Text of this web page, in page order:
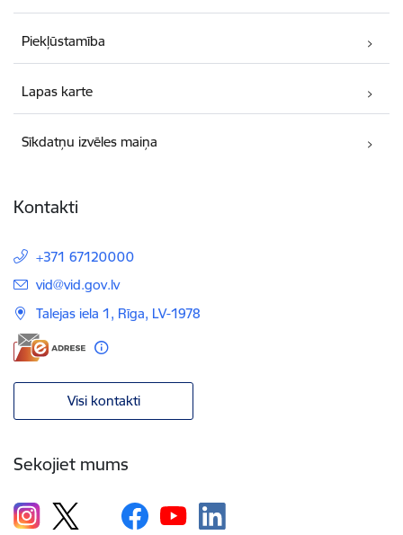
Piekļūstamība
Lapas karte
Sīkdatņu izvēles maiņa
Kontakti
+371 67120000
E-pasts:
vid@vid.gov.lv
Talejas iela 1, Rīga, LV-1978
Visi kontakti
Sekojiet mums